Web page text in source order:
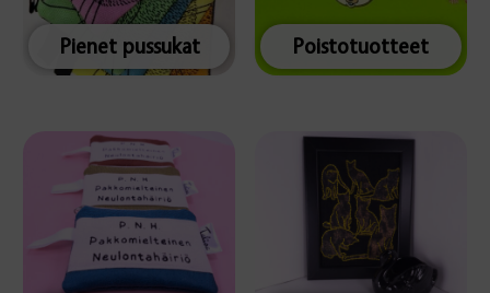
Pienet pussukat Poistotuotteet